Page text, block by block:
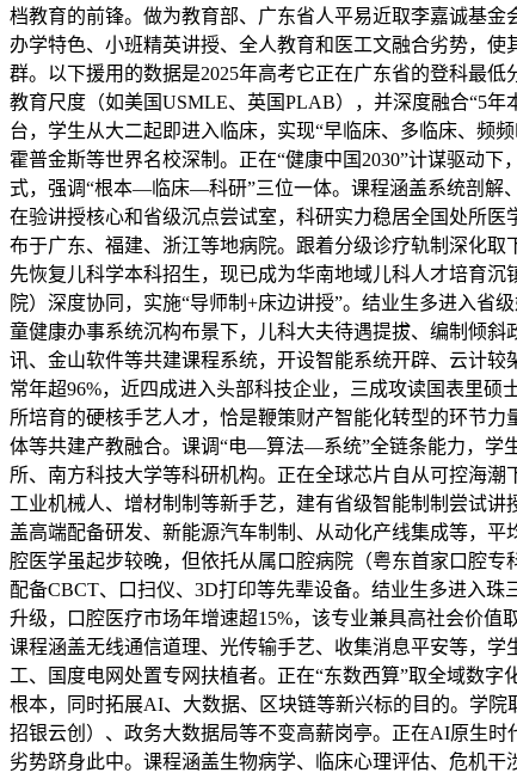
档教育的前锋。做为教育部、广东省人平易近取李嘉诚基
办学特色、小班精英讲授、全人教育和医工文融合劣势，
群。以下援用的数据是2025年高考它正在广东省的登科最低
教育尺度（如美国USMLE、英国PLAB），并深度融合“5
台，学生从大二起即进入临床，实现“早临床、多临床、频
霍普金斯等世界名校深制。正在“健康中国2030”计谋驱动
式，强调“根本—临床—科研”三位一体。课程涵盖系统剖解
在验讲授核心和省级沉点尝试室，科研实力稳居全国处所
布于广东、福建、浙江等地病院。跟着分级诊疗轨制深化
先恢复儿科学本科招生，现已成为华南地域儿科人才培育
院）深度协同，实施“导师制+床边讲授”。结业生多进入省
童健康办事系统沉构布景下，儿科大夫待遇提拔、编制倾
讯、金山软件等共建课程系统，开设智能系统开辟、云计
常年超96%，近四成进入头部科技企业，三成攻读国表里
所培育的硬核手艺人才，恰是鞭策财产智能化转型的环节
体等共建产教融合。课调“电—算法—系统”全链条能力，学
所、南方科技大学等科研机构。正在全球芯片自从可控海潮
工业机械人、增材制制等新手艺，建有省级智能制制尝试
盖高端配备研发、新能源汽车制制、从动化产线集成等，
腔医学虽起步较晚，但依托从属口腔病院（粤东首家口腔
配备CBCT、口扫仪、3D打印等先辈设备。结业生多进入
升级，口腔医疗市场年增速超15%，该专业兼具高社会价值
课程涵盖无线通信道理、光传输手艺、收集消息平安等，
工、国度电网处置专网扶植者。正在“东数西算”取全域数
根本，同时拓展AI、大数据、区块链等新兴标的目的。学
招银云创）、政务大数据局等不变高薪岗亭。正在AI原生
劣势跻身此中。课程涵盖生物病学、临床心理评估、危机